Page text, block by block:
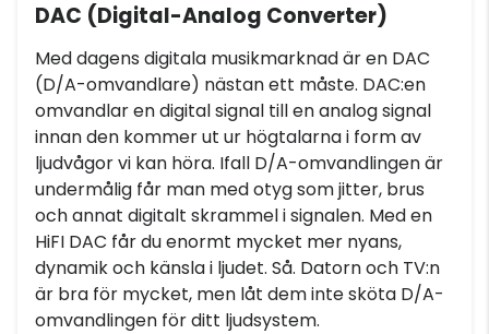
DAC (Digital-Analog Converter)
Med dagens digitala musikmarknad är en DAC
(D/A-omvandlare) nästan ett måste. DAC:en
omvandlar en digital signal till en analog signal
innan den kommer ut ur högtalarna i form av
ljudvågor vi kan höra. Ifall D/A-omvandlingen är
undermålig får man med otyg som jitter, brus
och annat digitalt skrammel i signalen. Med en
HiFI DAC får du enormt mycket mer nyans,
dynamik och känsla i ljudet. Så. Datorn och TV:n
är bra för mycket, men låt dem inte sköta D/A-
omvandlingen för ditt ljudsystem.